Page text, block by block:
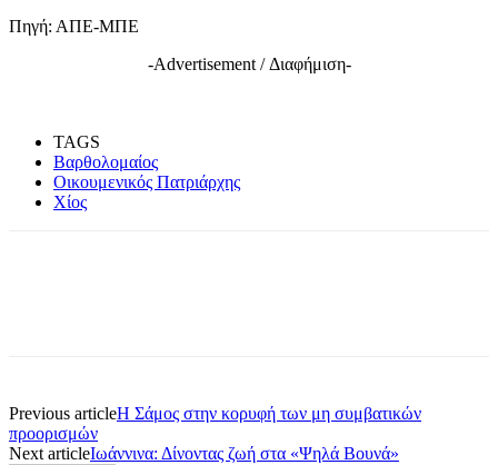
Πηγή: ΑΠΕ-ΜΠΕ
-Advertisement / Διαφήμιση-
TAGS
Βαρθολομαίος
Οικουμενικός Πατριάρχης
Χίος
Previous articleΗ Σάμος στην κορυφή των μη συμβατικών
προορισμών
Next articleΙωάννινα: Δίνοντας ζωή στα «Ψηλά Βουνά»